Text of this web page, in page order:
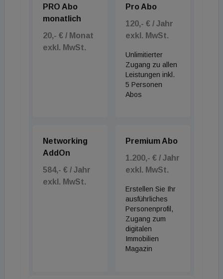
schrittweisen Marktöffnung und der Stabilisierung
der Preise rücken qualitativ hochwertige Projekte in
Top-Lagen wieder in den Fokus strategischer
Portfolioüberlegungen.
PRO Abo
monatlich
20,- € / Monat
exkl. MwSt.
Pro Abo
120,- € / Jahr
exkl. MwSt.
Unlimitierter
Zugang zu allen
Leistungen inkl.
5 Personen
Abos
Networking
AddOn
584,- € / Jahr
exkl. MwSt.
Premium Abo
1.200,- € / Jahr
exkl. MwSt.
Erstellen Sie Ihr
ausführliches
Personenprofil,
Zugang zum
digitalen
Immobilien
Magazin